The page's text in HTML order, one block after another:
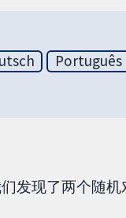
Português
发现了两个随机